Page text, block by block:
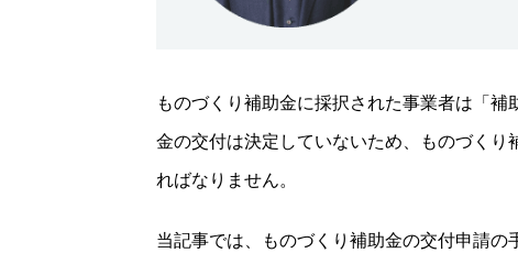
ものづくり補助金に採択された事業者は「
金の交付は決定していないため、ものづく
ればなりません。
当記事では、ものづくり補助金の交付申請